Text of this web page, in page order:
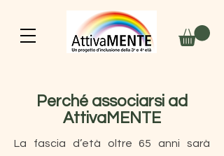
Perché associarsi ad
AttivaMENTE
La fascia d’età oltre 65 anni sarà